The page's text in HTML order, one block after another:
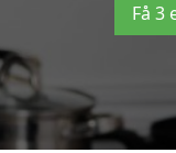
Få 3